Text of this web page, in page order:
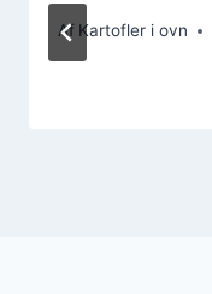
Af Kartofler i ovn